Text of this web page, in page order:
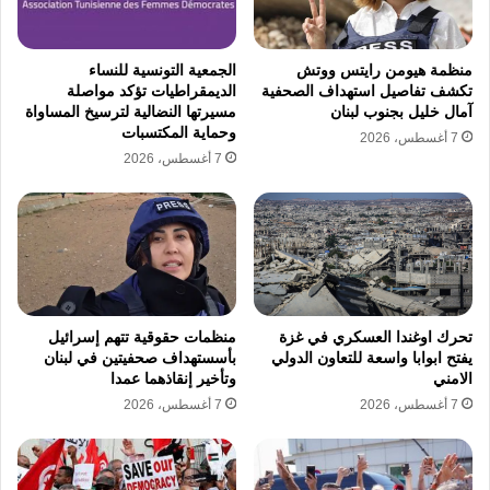
لترهيب كل من يساهم في كشف الانتهاكات داخل
قطاع غزة ومراكز الاحتجاز. يوضح عبده أن تلك
التقارير باتت تشكل مرجعا أساسيا للمحاكم الدولية
والصحافة العالمية، مما دفع سلطات الاحتلال
مواجهة الحقائق الموثقة التي تدين أفعالها.
تواجه عمليات التوثيق تحديات قاسية تتمثل في
انهيار البنية التقنية وشبكات الاتصال، إلى جانب
الضغوط النفسية الهائلة التي يتعرض لها الناجون
أثناء سعيهم للنجاة. ومع ذلك، يتم بناء ملفات مهنية
صارم وتصنيف الانتهاكات للكشف عن السياسات
منظمة هيومن رايتس ووتش
تكشف تفاصيل استهداف الصحفية
آمال خليل بجنوب لبنان
7 أغسطس، 2026
الجمعية التونسية للنساء
الديمقراطيات تؤكد مواصلة
مسيرتها النضالية لترسيخ المساواة
وحماية المكتسبات
7 أغسطس، 2026
تحرك اوغندا العسكري في غزة
يفتح ابوابا واسعة للتعاون الدولي
الامني
7 أغسطس، 2026
منظمات حقوقية تتهم إسرائيل
بأسستهداف صحفيتين في لبنان
وتأخير إنقاذهما عمدا
7 أغسطس، 2026